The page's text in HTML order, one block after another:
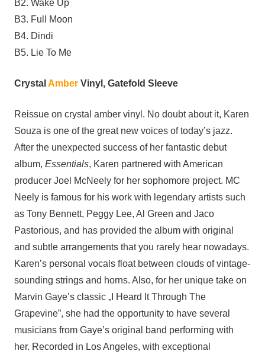
B2. Wake Up
B3. Full Moon
B4. Dindi
B5. Lie To Me
Crystal Amber Vinyl, Gatefold Sleeve
Reissue on crystal amber vinyl. No doubt about it, Karen
Souza is one of the great new voices of today’s jazz.
After the unexpected success of her fantastic debut
album, Essentials, Karen partnered with American
producer Joel McNeely for her sophomore project. MC
Neely is famous for his work with legendary artists such
as Tony Bennett, Peggy Lee, Al Green and Jaco
Pastorious, and has provided the album with original
and subtle arrangements that you rarely hear nowadays.
Karen’s personal vocals float between clouds of vintage-
sounding strings and horns. Also, for her unique take on
Marvin Gaye’s classic „I Heard It Through The
Grapevine”, she had the opportunity to have several
musicians from Gaye’s original band performing with
her. Recorded in Los Angeles, with exceptional